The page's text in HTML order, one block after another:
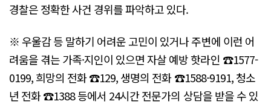
경찰은 정확한 사건 경위를 파악하고 있다.
※ 우울감 등 말하기 어려운 고민이 있거나 주변에 이런 어
려움을 겪는 가족·지인이 있으면 자살 예방 핫라인 ☎1577-
0199, 희망의 전화 ☎129, 생명의 전화 ☎1588-9191, 청소
년 전화 ☎1388 등에서 24시간 전문가의 상담을 받을 수 있